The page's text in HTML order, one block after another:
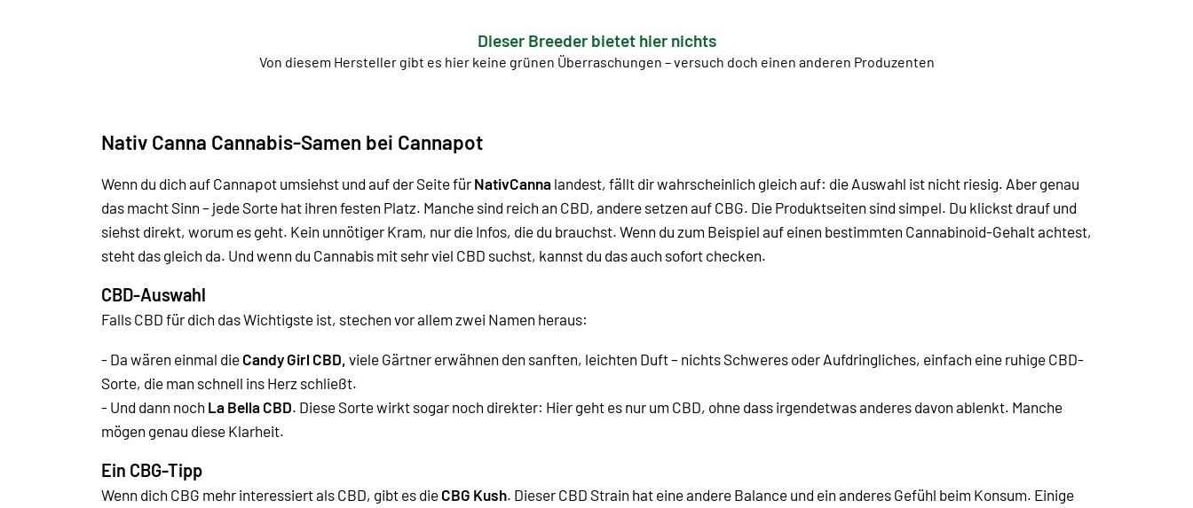
Dieser Breeder bietet hier nichts
Von diesem Hersteller gibt es hier keine grünen Überraschungen – versuch doch einen anderen Produzenten
Nativ Canna Cannabis-Samen bei Cannapot
Wenn du dich auf Cannapot umsiehst und auf der Seite für NativCanna landest, fällt dir wahrscheinlich gleich auf: die Auswahl ist nicht riesig. Aber genau
das macht Sinn – jede Sorte hat ihren festen Platz. Manche sind reich an CBD, andere setzen auf CBG. Die Produktseiten sind simpel. Du klickst drauf und
siehst direkt, worum es geht. Kein unnötiger Kram, nur die Infos, die du brauchst. Wenn du zum Beispiel auf einen bestimmten Cannabinoid-Gehalt achtest,
steht das gleich da. Und wenn du Cannabis mit sehr viel CBD suchst, kannst du das auch sofort checken.
CBD-Auswahl
Falls CBD für dich das Wichtigste ist, stechen vor allem zwei Namen heraus:
- Da wären einmal die Candy Girl CBD, viele Gärtner erwähnen den sanften, leichten Duft – nichts Schweres oder Aufdringliches, einfach eine ruhige CBD-
Sorte, die man schnell ins Herz schließt.
- Und dann noch La Bella CBD. Diese Sorte wirkt sogar noch direkter: Hier geht es nur um CBD, ohne dass irgendetwas anderes davon ablenkt. Manche
mögen genau diese Klarheit.
Ein CBG-Tipp
Wenn dich CBG mehr interessiert als CBD, gibt es die CBG Kush. Dieser CBD Strain hat eine andere Balance und ein anderes Gefühl beim Konsum. Einige